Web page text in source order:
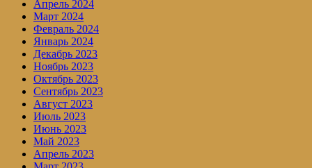
Апрель 2024
Март 2024
Февраль 2024
Январь 2024
Декабрь 2023
Ноябрь 2023
Октябрь 2023
Сентябрь 2023
Август 2023
Июль 2023
Июнь 2023
Май 2023
Апрель 2023